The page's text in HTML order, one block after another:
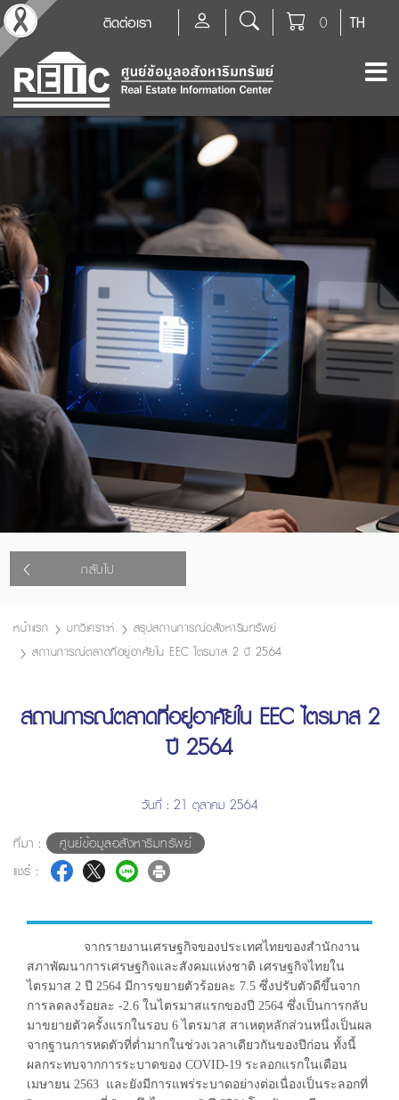
TH
0
ติดต่อเรา
กลับไป
หน้าแรก บทวิเคราะห์
สรุปสถานการณ์อสังหาริมทรัพย์
สถานการณ์ตลาดที่อยู่อาศัยใน EEC ไตรมาส 2 ปี 2564
สถานการณ์ตลาดที่อยู่อาศัยใน EEC ไตรมาส 2
ปี 2564
วันที่ : 21 ตุลาคม 2564
ที่มา :
ศูนย์ข้อมูลอสังหาริมทรัพย์
แชร์ :
จากรายงานเศรษฐกิจของประเทศไทยของสำนักงาน
สภาพัฒนาการเศรษฐกิจและสังคมแห่งชาติ เศรษฐกิจไทยใน
ไตรมาส 2 ปี 2564 มีการขยายตัวร้อยละ 7.5 ซึ่งปรับตัวดีขึ้นจาก
การลดลงร้อยละ -2.6 ในไตรมาสแรกของปี 2564 ซึ่งเป็นการกลับ
มาขยายตัวครั้งแรกในรอบ 6 ไตรมาส สาเหตุหลักส่วนหนึ่งเป็นผล
จากฐานการหดตัวที่ต่ำมากในช่วงเวลาเดียวกันของปีก่อน ทั้งนี้
ผลกระทบจากการระบาดของ COVID-19 ระลอกแรกในเดือน
เมษายน 2563 และยังมีการแพร่ระบาดอย่างต่อเนื่องเป็นระลอกที่